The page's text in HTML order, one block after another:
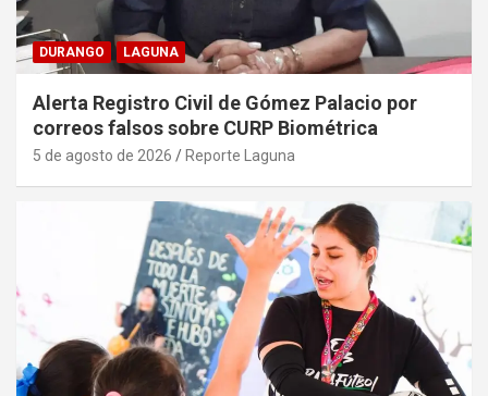
DURANGO LAGUNA
Alerta Registro Civil de Gómez Palacio por
correos falsos sobre CURP Biométrica
5 de agosto de 2026 Reporte Laguna